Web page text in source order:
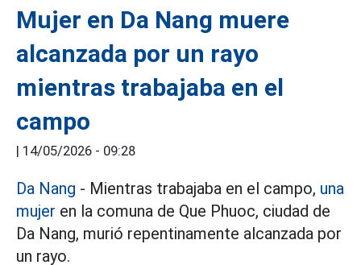
Mujer en Da Nang muere
alcanzada por un rayo
mientras trabajaba en el
campo
| 14/05/2026 - 09:28
Da Nang - Mientras trabajaba en el campo, una
mujer en la comuna de Que Phuoc, ciudad de
Da Nang, murió repentinamente alcanzada por
un rayo.